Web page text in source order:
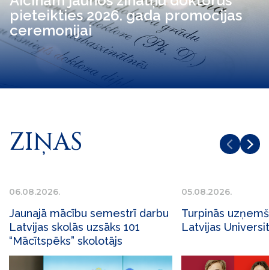
pieteikties 2026. gada promocijas
ceremonijai
ZIŅAS
06.08.2026.
Jaunajā mācību semestrī darbu
Latvijas skolās uzsāks 101
“Mācītspēks” skolotājs
05.08.2026.
Turpinās
Latvijas